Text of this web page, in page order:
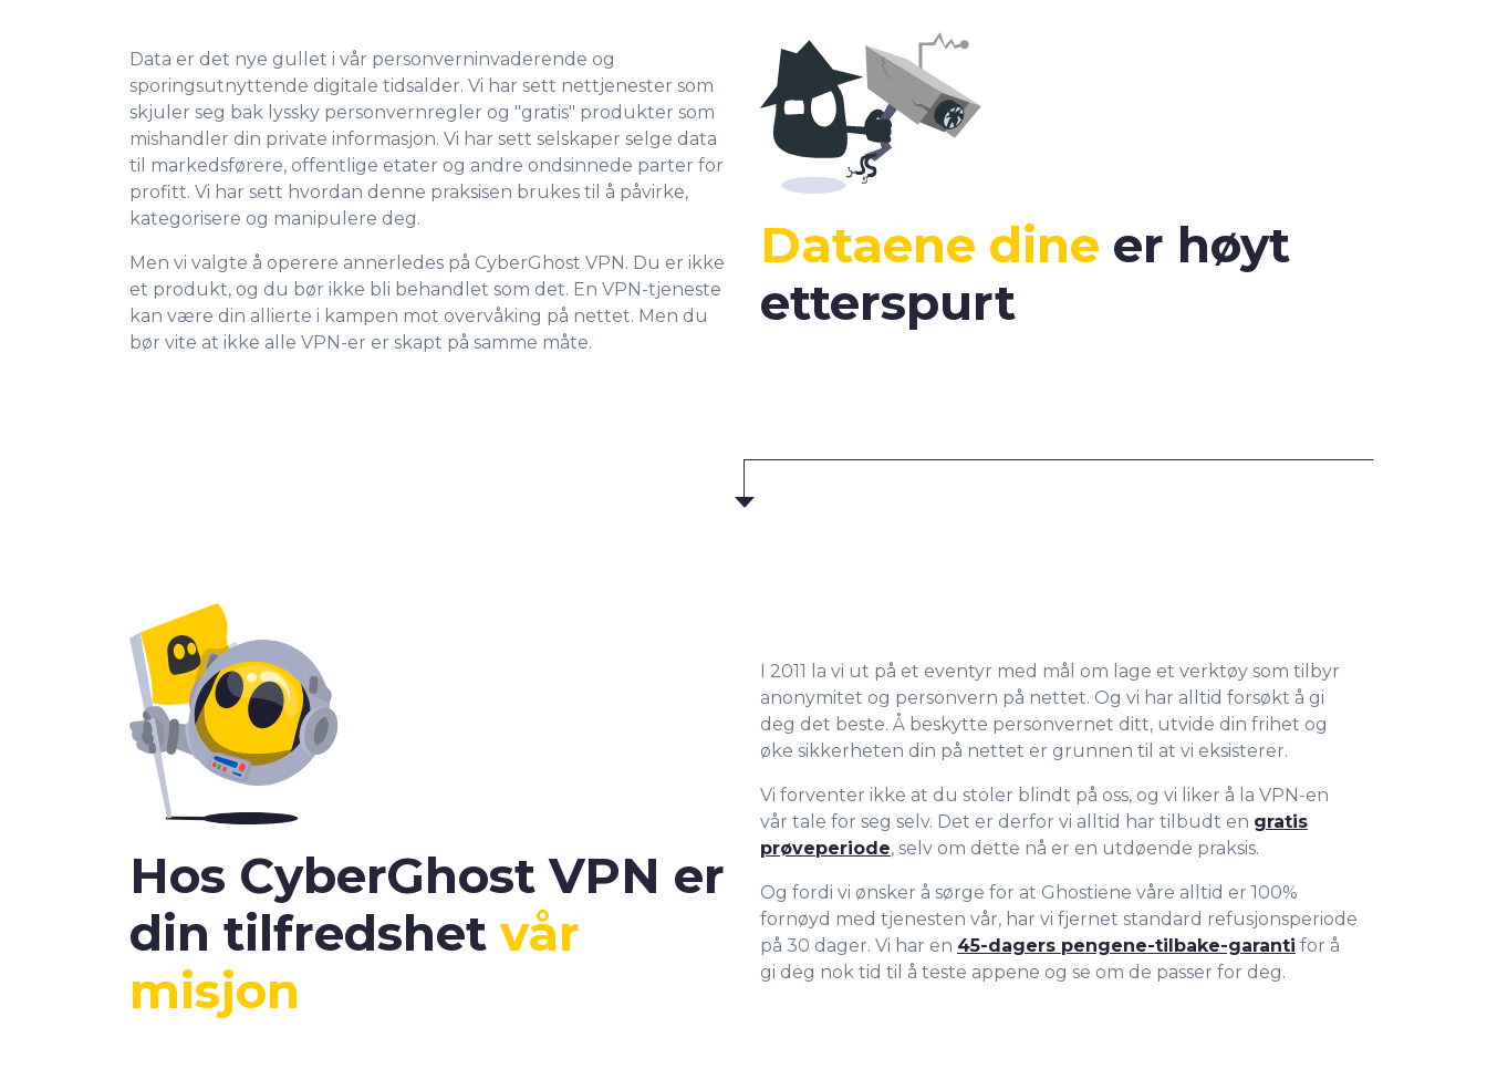
Data er det nye gullet i vår personverninvaderende og
sporingsutnyttende digitale tidsalder. Vi har sett nettjenester som
skjuler seg bak lyssky personvernregler og "gratis" produkter som
mishandler din private informasjon. Vi har sett selskaper selge data
til markedsførere, offentlige etater og andre ondsinnede parter for
profitt. Vi har sett hvordan denne praksisen brukes til å påvirke,
kategorisere og manipulere deg.
Men vi valgte å operere annerledes på CyberGhost VPN. Du er ikke
et produkt, og du bør ikke bli behandlet som det. En VPN-tjeneste
kan være din allierte i kampen mot overvåking på nettet. Men du
bør vite at ikke alle VPN-er er skapt på samme måte.
Dataene dine er høyt
etterspurt
Hos CyberGhost VPN er
din tilfredshetvår
misjon
I 2011 la vi ut på et eventyr med mål om lage et verktøy som tilbyr
anonymitet og personvern på nettet. Og vi har alltid forsøkt å gi
deg det beste. Å beskytte personvernet ditt, utvide din frihet og
øke sikkerheten din på nettet er grunnen til at vi eksisterer.
Vi forventer ikke at du stoler blindt på oss, og vi liker å la VPN-en
vår tale for seg selv. Det er derfor vi alltid har tilbudt en gratis
prøveperiode, selv om dette nå er en utdøende praksis.
Og fordi vi ønsker å sørge for at Ghostiene våre alltid er 100%
fornøyd med tjenesten vår, har vi fjernet standard refusjonsperiode
på 30 dager. Vi har en 45-dagers pengene-tilbake-garanti for å
gi deg nok tid til å teste appene og se om de passer for deg.